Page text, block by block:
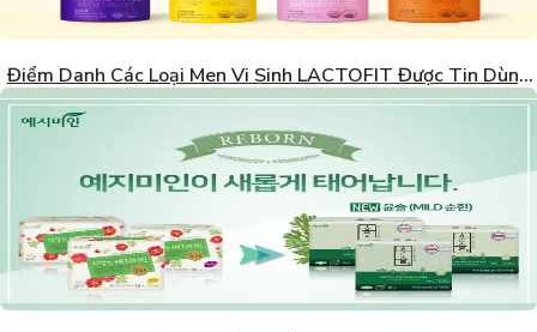
Điểm Danh Các Loại Men Vi Sinh LACTOFIT Được Tin Dùng
Nhất Hàn Quốc